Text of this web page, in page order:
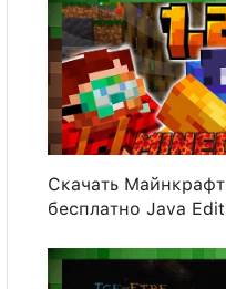
Скачать
бесплатно Java